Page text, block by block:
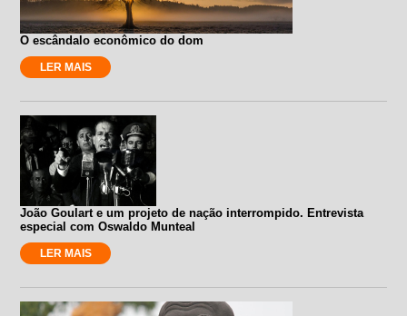
O escândalo econômico do dom
LER MAIS
João Goulart e um projeto de nação interrompido. Entrevista
especial com Oswaldo Munteal
LER MAIS